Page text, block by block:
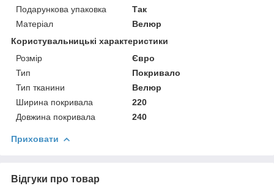
Подарункова упаковка
Так
Матеріал
Велюр
Користувальницькі характеристики
Розмір
Євро
Тип
Покривало
Тип тканини
Велюр
Ширина покривала
220
Довжина покривала
240
Приховати
Відгуки про товар